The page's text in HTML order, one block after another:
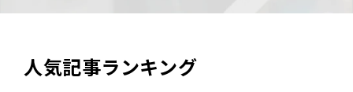
人気記事ランキング